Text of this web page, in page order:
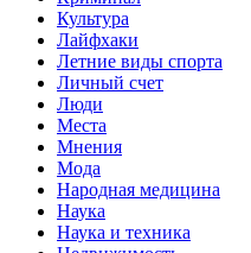
Культура
Лайфхаки
Летние виды спорта
Личный счет
Люди
Места
Мнения
Мода
Народная медицина
Наука
Наука и техника